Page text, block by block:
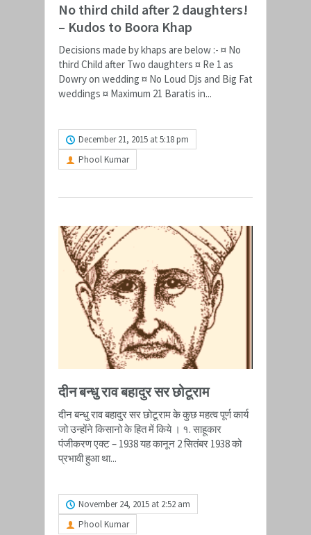
No third child after 2 daughters!
– Kudos to Boora Khap
Decisions made by khaps are below :- ¤ No
third Child after Two daughters ¤ Re 1 as
Dowry on wedding ¤ No Loud Djs and Big Fat
weddings ¤ Maximum 21 Baratis in...
December 21, 2015 at 5:18 pm
Phool Kumar
दीन बन्धु राव बहादुर सर छोटूराम
दीन बन्धु राव बहादुर सर छोटूराम के कुछ महत्व पूर्ण कार्य
जो उन्होंने किसानो के हित में किये । १. साहूकार
पंजीकरण एक्ट – 1938 यह कानून 2 सितंबर 1938 को
प्रभावी हुआ था...
November 24, 2015 at 2:52 am
Phool Kumar